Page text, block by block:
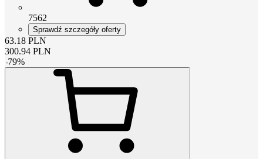
7562
Sprawdź szczegóły oferty
63.18 PLN
300.94 PLN
-79%